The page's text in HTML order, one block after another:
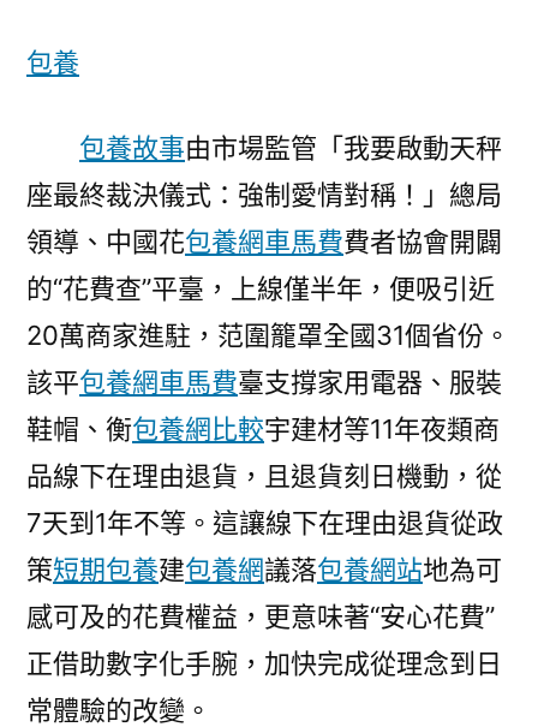
包
行
情
有
底
兒〉
包養
包養故事由市場監管「我要啟動天秤
座最終裁決儀式：強制愛情對稱！」總局
領導、中國花包養網車馬費費者協會開闢
的“花費查”平臺，上線僅半年，便吸引近
20萬商家進駐，范圍籠罩全國31個省份。
該平包養網車馬費臺支撐家用電器、服裝
鞋帽、衡包養網比較宇建材等11年夜類商
品線下在理由退貨，且退貨刻日機動，從
7天到1年不等。這讓線下在理由退貨從政
策短期包養建包養網議落包養網站地為可
感可及的花費權益，更意味著“安心花費”
正借助數字化手腕，加快完成從理念到日
常體驗的改變。